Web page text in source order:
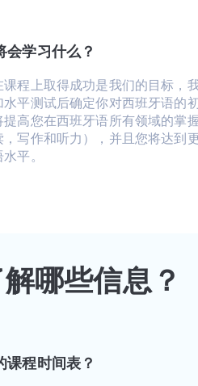
会学习什么？
课程上取得成功是我们的目标，
水平测试后确定你对西班牙语的
提高您在西班牙语所有领域的掌
，写作和听力），并且您将达到
平。
哪些信息？
课程时间表？